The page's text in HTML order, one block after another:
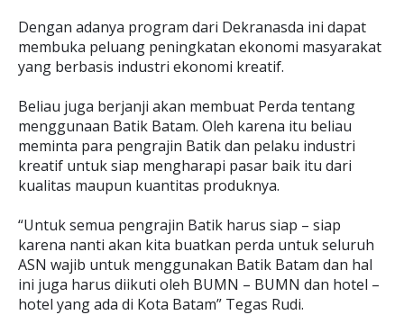
Dengan adanya program dari Dekranasda ini dapat
membuka peluang peningkatan ekonomi masyarakat
yang berbasis industri ekonomi kreatif.
Beliau juga berjanji akan membuat Perda tentang
menggunaan Batik Batam. Oleh karena itu beliau
meminta para pengrajin Batik dan pelaku industri
kreatif untuk siap mengharapi pasar baik itu dari
kualitas maupun kuantitas produknya.
“Untuk semua pengrajin Batik harus siap – siap
karena nanti akan kita buatkan perda untuk seluruh
ASN wajib untuk menggunakan Batik Batam dan hal
ini juga harus diikuti oleh BUMN – BUMN dan hotel –
hotel yang ada di Kota Batam” Tegas Rudi.